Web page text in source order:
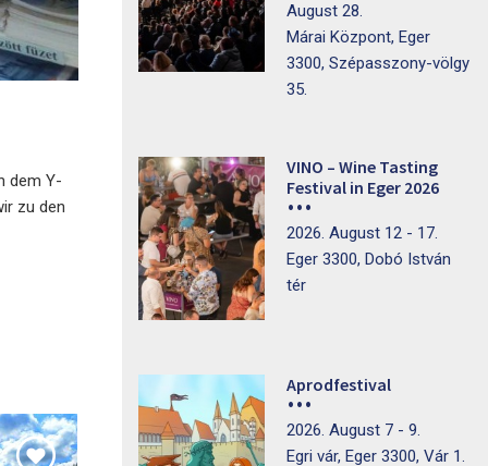
dem Y-
zu den
August 28.
Márai Központ, Eger
3300, Szépasszony-völgy
35.
VINO – Wine Tasting
Festival in Eger 2026
2026. August 12 - 17.
Eger 3300, Dobó István
tér
Aprodfestival
2026. August 7 - 9.
Egri vár, Eger 3300, Vár 1.